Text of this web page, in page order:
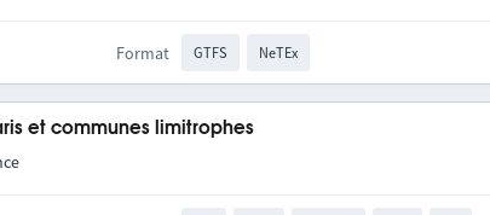
Format GTFS NeTEx
et communes limitrophes